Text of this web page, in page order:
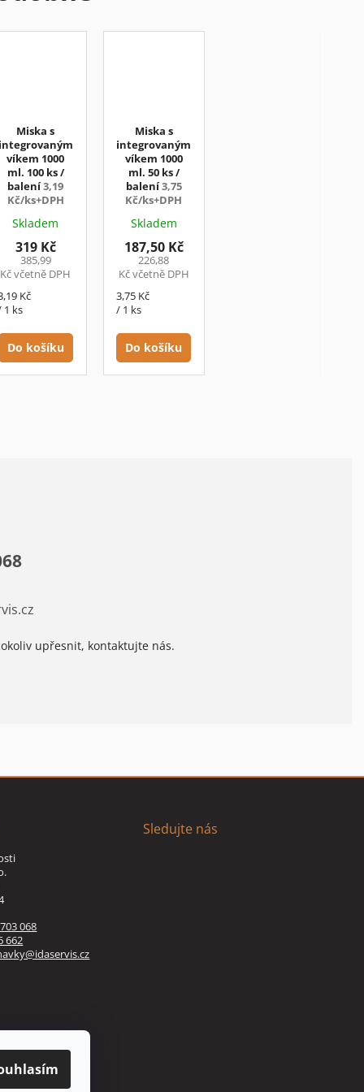
Miska s
integrovaným
víkem 1000
ml. 100 ks /
balení3,19
Kč/ks+DPH
Skladem
385,99
Kč včetně DPH
319 Kč
Kč
1 ks
Do košíku
Miska s
integrovaným
víkem 1000
ml. 50 ks /
balení3,75
Kč/ks+DPH
Skladem
226,88
Kč včetně DPH
187,50 Kč
Měrná
cena:
3,75 Kč
/ 1 ks
Do košíku
upřesnit, kontaktujte nás.
068
662
Sledujte nás